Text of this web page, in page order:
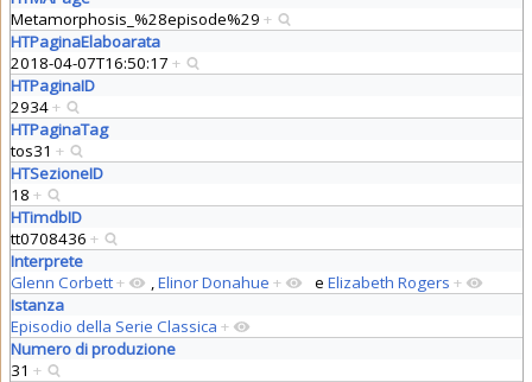
Metamorphosis_%28episode%29 +
HTPaginaElaboarata
2018-04-07T16:50:17 +
HTPaginaID
2934+
HTPaginaTag
tos31 +
HTSezioneID
18 +
HTimdbID
tt0708436 +
Interprete
Glenn Corbett+ ,Elinor Donahue + e Elizabeth Rogers +
Istanza
Episodio della Serie Classica +
Numero di produzione
31 +